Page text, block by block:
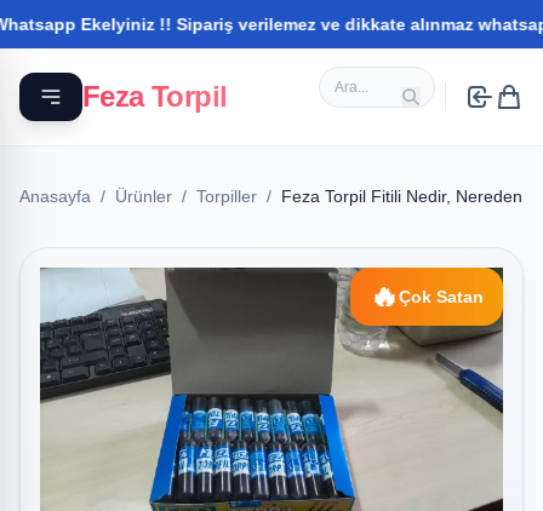
Ekelyiniz !! Sipariş verilemez ve dikkate alınmaz
Feza Torpil
Anasayfa / Ürünler / Torpiller / Feza Torpil Fitili Nedir, Nereden
🔥Çok Satan